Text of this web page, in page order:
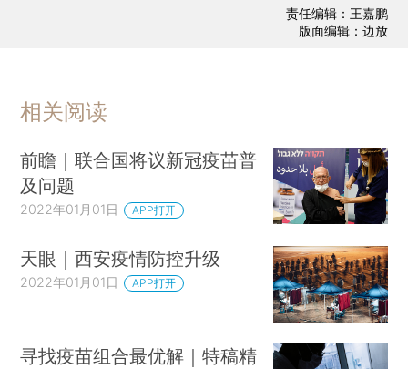
责任编辑：王嘉鹏
版面编辑：边放
相关阅读
前瞻｜联合国将议新冠疫苗普
及问题
2022年01月01日 APP打开
天眼｜西安疫情防控升级
2022年01月01日 APP打开
寻找疫苗组合最优解｜特稿精